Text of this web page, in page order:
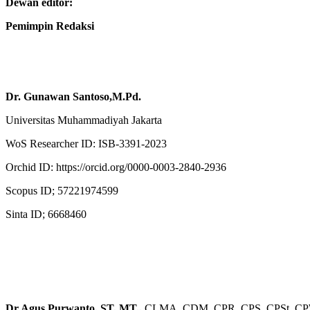
Pemimpin Redaksi
Dr. Gunawan Santoso,M.Pd.
Universitas Muhammadiyah Jakarta
WoS Researcher ID: ISB-3391-2023
Orchid ID: https://orcid.org/0000-0003-2840-2936
Scopus ID; 57221974599
Sinta ID; 6668460